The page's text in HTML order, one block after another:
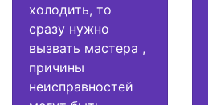
холодить, то
сразу нужно
вызвать мастера ,
причины
неисправностей